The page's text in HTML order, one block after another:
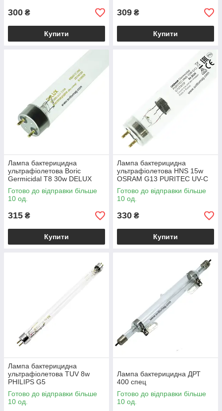
300 ₴
Купити
309 ₴
Купити
Лампа бактерицидна
ультрафіолетова Boric
Germicidal T8 30w DELUX
G13
Готово до відправки більше
10 од.
315 ₴
Купити
Лампа бактерицидна
ультрафіолетова HNS 15w
OSRAM G13 PURITEC UV-C
T8
Готово до відправки більше
10 од.
330 ₴
Купити
Лампа бактерицидна
ультрафіолетова TUV 8w
PHILIPS G5
Готово до відправки більше
10 од.
Лампа бактерицидна ДРТ
400 спец
Готово до відправки більше
10 од.